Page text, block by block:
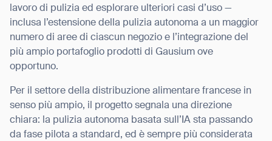
lavoro di pulizia ed esplorare ulteriori casi d’uso —
inclusa l’estensione della pulizia autonoma a un maggior
numero di aree di ciascun negozio e l’integrazione del
più ampio portafoglio prodotti di Gausium ove
opportuno.
Per il settore della distribuzione alimentare francese in
senso più ampio, il progetto segnala una direzione
chiara: la pulizia autonoma basata sull’IA sta passando
da fase pilota a standard, ed è sempre più considerata